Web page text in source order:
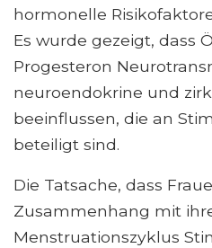
hormonelle
Es wurde gezeigt, dass
Progesteron
neuroendokrine und
beeinflussen, die an
beteiligt sind.
Die Tatsache, dass
Zusammenhang mit
Menstruationszyklus